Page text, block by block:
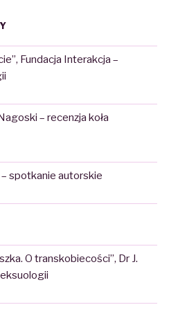
Fundacja Interakcja –
– recenzja koła
– spotkanie autorskie
O transkobiecości”, Dr J.